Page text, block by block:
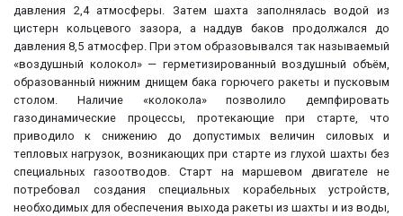
давления 2,4 атмосферы. Затем шахта заполнялась водой из
цистерн кольцевого зазора, а наддув баков продолжался до
давления 8,5 атмосфер. При этом образовывался так называемый
«воздушный колокол» — герметизированный воздушный объём,
образованный нижним днищем бака горючего ракеты и пусковым
столом. Наличие «колокола» позволило демпфировать
газодинамические процессы, протекающие при старте, что
приводило к снижению до допустимых величин силовых и
тепловых нагрузок, возникающих при старте из глухой шахты без
специальных газоотводов. Старт на маршевом двигателе не
потребовал создания специальных корабельных устройств,
необходимых для обеспечения выхода ракеты из шахты и из воды,